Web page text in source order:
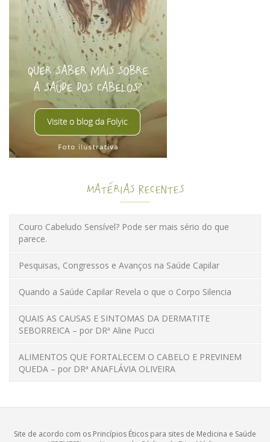
Matérias Recentes
Couro Cabeludo Sensível? Pode ser mais sério do que
parece.
Pesquisas, Congressos e Avanços na Saúde Capilar
Quando a Saúde Capilar Revela o que o Corpo Silencia
QUAIS AS CAUSAS E SINTOMAS DA DERMATITE
SEBORREICA – por DRª Aline Pucci
ALIMENTOS QUE FORTALECEM O CABELO E PREVINEM
QUEDA – por DRª ANAFLÁVIA OLIVEIRA
Site de acordo com os Princípios Éticos para sites de Medicina e Saúde